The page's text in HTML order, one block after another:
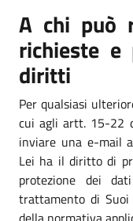
A chi può
richieste e
diritti
Per qualsiasi
cui agli artt. 15-22
inviare una e-mail
Lei ha il diritto di
protezione dei
trattamento di Suoi